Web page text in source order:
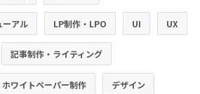
ーアル LP制作・LPO UI UX
記事制作・ライティング
ホワイトペーパー制作 デザイン